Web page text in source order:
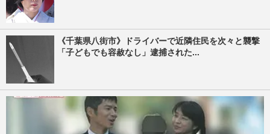
《千葉県八街市》ドライバーで近隣住民を次々と襲撃
「子どもでも容赦なし」逮捕された...